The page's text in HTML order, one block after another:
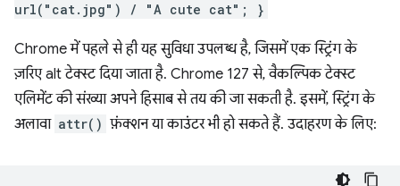
url("cat.jpg") / "A cute cat"; }
Chrome में पहले से ही यह सुविधा उपलब्ध है, जिसमें एक स्ट्रिंग के
ज़रिए alt टेक्स्ट दिया जाता है. Chrome 127 से, वैकल्पिक टेक्स्ट
एलिमेंट की संख्या अपने हिसाब से तय की जा सकती है. इसमें, स्ट्रिंग के
अलावा attr() फ़ंक्शन या काउंटर भी हो सकते हैं. उदाहरण के लिए: